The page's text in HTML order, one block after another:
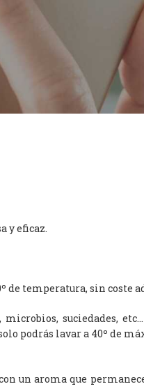
y eficaz.
de temperatura, sin coste
suciedades,
podrás lavar a 40º de
un aroma que